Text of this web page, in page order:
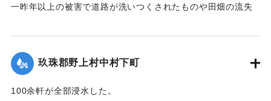
兢々としている。
の有様だ。
面】
一昨年以上の被害で道路が洗いつくされたものや田畑の流失
｜固有コード:
玖珠郡野上村中村下町
100余軒が全部浸水した。